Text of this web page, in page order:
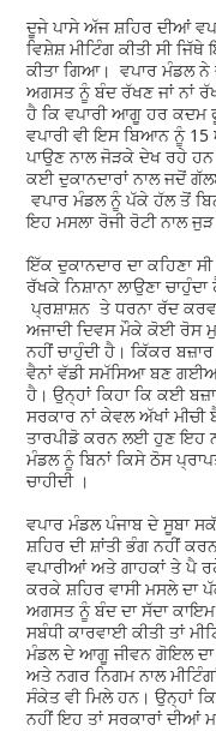
ਦੂਜੇ ਪਾਸੇ ਅੱਜ ਸ਼ਹਿਰ ਦੀਆਂ
ਵਿਸ਼ੇਸ਼ ਮੀਟਿੰਗ ਕੀਤੀ ਸੀ
ਕੀਤਾ ਗਿਆ। ਵਪਾਰ ਮੰਡਲ ਨੇ
ਅਗਸਤ ਨੂੰ ਬੰਦ ਰੱਖਣ ਜਾਂ ਨਾਂ
ਹੈ ਕਿ ਵਪਾਰੀ ਆਗੂ ਹਰ
ਵਪਾਰੀ ਵੀ ਇਸ ਬਿਆਨ ਨੂੰ
ਪਾਉਣ ਨਾਲ ਜੋੜਕੇ ਦੇਖ ਰਹੇ
ਕਈ ਦੁਕਾਨਦਾਰਾਂ ਨਾਲ ਜਦੋਂ
ਵਪਾਰ ਮੰਡਲ ਨੂੰ ਪੱਕੇ ਹੱਲ ਤੋਂ
ਇਹ ਮਸਲਾ ਰੋਜੀ ਰੋਟੀ ਨਾਲ
ਇੱਕ ਦੁਕਾਨਦਾਰ ਦਾ ਕਹਿਣਾ
ਰੱਖਕੇ ਨਿਸ਼ਾਨਾ ਲਾਉਣਾ
ਪ੍ਰਸ਼ਾਸ਼ਨ ਤੇ ਧਰਨਾ ਰੱਦ
ਅਜਾਦੀ ਦਿਵਸ ਮੌਕੇ ਕੋਈ ਰੋਸ
ਨਹੀਂ ਚਾਹੁੰਦੀ ਹੈ। ਕਿੱਕਰ
ਵੈਨਾਂ ਵੱਡੀ ਸਮੱਸਿਆ ਬਣ ਗਈਆਂ
ਹੈ। ਉਨ੍ਹਾਂ ਕਿਹਾ ਕਿ ਕਈ
ਸਰਕਾਰ ਨਾਂ ਕੇਵਲ ਅੱਖਾਂ
ਤਾਰਪੀਡੋ ਕਰਨ ਲਈ ਹੁਣ ਇਹ
ਮੰਡਲ ਨੂੰ ਬਿਨਾਂ ਕਿਸੇ ਠੋਸ
ਚਾਹੀਦੀ ।
ਵਪਾਰ ਮੰਡਲ ਪੰਜਾਬ ਦੇ ਸੂਬਾ
ਸ਼ਹਿਰ ਦੀ ਸ਼ਾਂਤੀ ਭੰਗ ਨਹੀਂ
ਵਪਾਰੀਆਂ ਅਤੇ ਗਾਹਕਾਂ ਤੇ ਪੈ
ਕਰਕੇ ਸ਼ਹਿਰ ਵਾਸੀ ਮਸਲੇ ਦਾ
ਅਗਸਤ ਨੂੰ ਬੰਦ ਦਾ ਸੱਦਾ
ਸਬੰਧੀ ਕਾਰਵਾਈ ਕੀਤੀ ਤਾਂ
ਮੰਡਲ ਦੇ ਆਗੂ ਜੀਵਨ ਗੋਇਲ ਦਾ
ਅਤੇ ਨਗਰ ਨਿਗਮ ਨਾਲ
ਸੰਕੇਤ ਵੀ ਮਿਲੇ ਹਨ। ਉਨ੍ਹਾਂ
ਨਹੀਂ ਇਹ ਤਾਂ ਸਰਕਾਰਾਂ ਦੀਆਂ